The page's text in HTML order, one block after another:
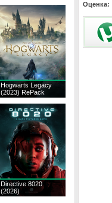
Hogwarts Legacy
(2023) RePack
Directive 8020
(2026)
Оценка: